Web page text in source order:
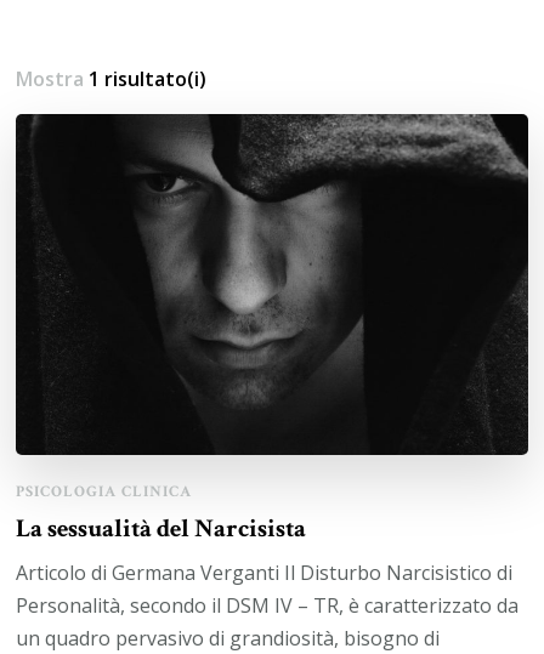
Mostra 1 risultato(i)
PSICOLOGIA CLINICA
La sessualità del Narcisista
Articolo di Germana Verganti Il Disturbo Narcisistico di
Personalità, secondo il DSM IV – TR, è caratterizzato da
un quadro pervasivo di grandiosità, bisogno di